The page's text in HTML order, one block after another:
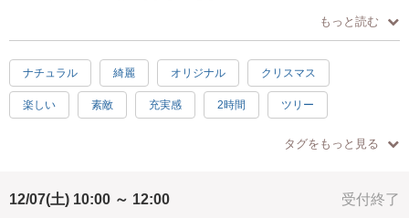
★ご予約は、店頭でも承っております。
お席には限りが御座いますので、ご容赦下さい。
もっと読む
ナチュラル 綺麗 オリジナル クリスマス
楽しい 素敵 充実感 2時間 ツリー
タグをもっと見る
受付終了
12/07(土) 10:00 ～ 12:00